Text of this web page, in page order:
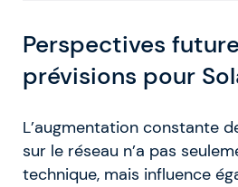
Perspectives
prévisions pour
L’augmentation constante
sur le réseau n’a pas
technique, mais influence